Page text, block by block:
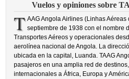
Vuelos y opiniones sobre
T AAG Angola Airlines (Linhas
septiembre de 1938 con el nombre
Transportes Aéreos y operacionales
aerolínea nacional de Angola. La
ubicada en la capital, Luanda. TAAG
pasajeros en una amplia red de
internacionales a África, Europa y